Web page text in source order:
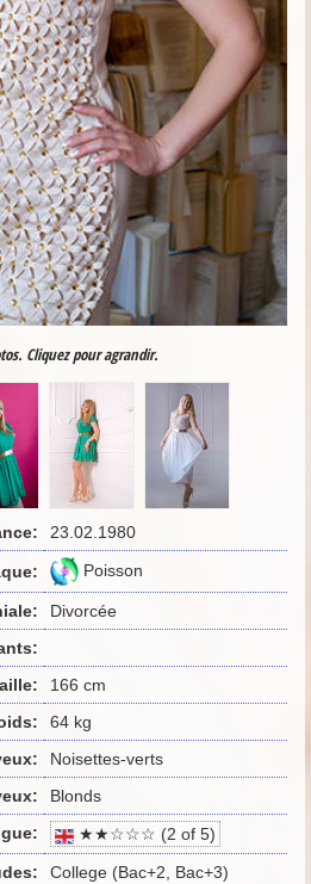
Cliquez pour agrandir.
23.02.1980
Poisson
Divorcée
166 cm
64 kg
Noisettes-verts
Blonds
★★☆☆☆ (2 of 5)
College (Bac+2, Bac+3)